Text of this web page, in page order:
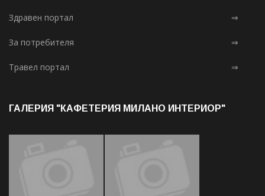
Здравен портал ⇒
За потребителя ⇒
Травел портал ⇒
ГАЛЕРИЯ "КАФЕТЕРИЯ МИЛАНО ИНТЕРИОР"